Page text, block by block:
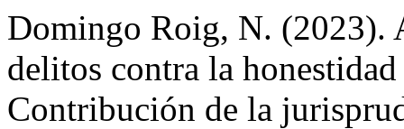
Domingo Roig, N. (2023).
delitos contra la
Contribución de la